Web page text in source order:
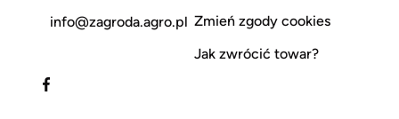
info@zagroda.agro.pl Zmień zgody cookies
Jak zwrócić towar?